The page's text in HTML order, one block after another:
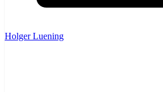
Holger Luening